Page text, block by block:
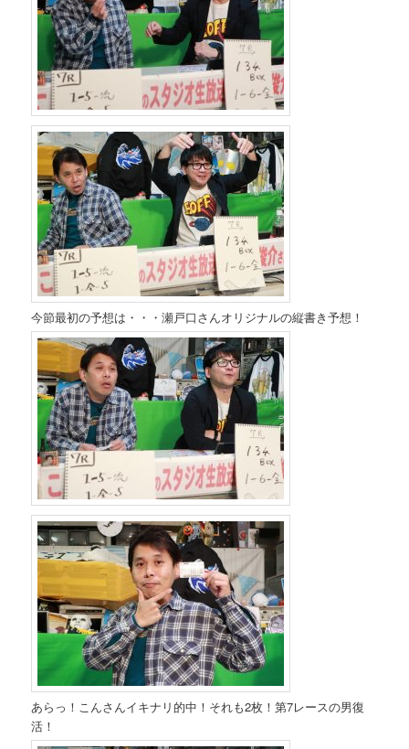
今節最初の予想は・・・瀬戸口さんオリジナルの縦書き予想！
あらっ！こんさんイキナリ的中！それも2枚！第7レースの男復
活！